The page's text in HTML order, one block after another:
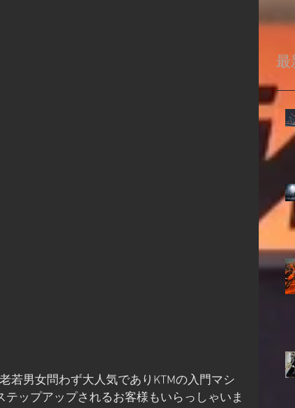
若男女問わず大人気でありKTMの入門マシ
ップアップされるお客様もいらっしゃいま
最